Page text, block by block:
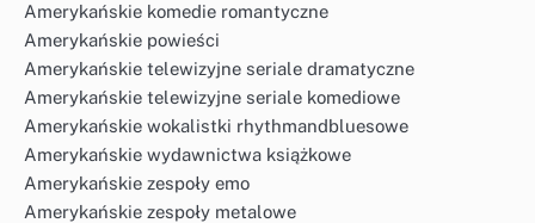
Amerykańskie komedie romantyczne
Amerykańskie powieści
Amerykańskie telewizyjne seriale dramatyczne
Amerykańskie telewizyjne seriale komediowe
Amerykańskie wokalistki rhythmandbluesowe
Amerykańskie wydawnictwa książkowe
Amerykańskie zespoły emo
Amerykańskie zespoły metalowe